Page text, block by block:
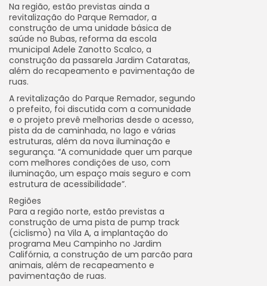
Na região, estão previstas ainda a
revitalização do Parque Remador, a
construção de uma unidade básica de
saúde no Bubas, reforma da escola
municipal Adele Zanotto Scalco, a
construção da passarela Jardim Cataratas,
além do recapeamento e pavimentação de
ruas.
A revitalização do Parque Remador, segundo
o prefeito, foi discutida com a comunidade
e o projeto prevê melhorias desde o acesso,
pista da de caminhada, no lago e várias
estruturas, além da nova iluminação e
segurança. “A comunidade quer um parque
com melhores condições de uso, com
iluminação, um espaço mais seguro e com
estrutura de acessibilidade”.
Regiões
Para a região norte, estão previstas a
construção de uma pista de pump track
(ciclismo) na Vila A, a implantação do
programa Meu Campinho no Jardim
Califórnia, a construção de um parcão para
animais, além de recapeamento e
pavimentação de ruas.